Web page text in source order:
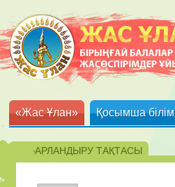
«Жас Ұлан» Қосымша білім
ХАБАРЛАНДЫРУ ТАҚТАСЫ